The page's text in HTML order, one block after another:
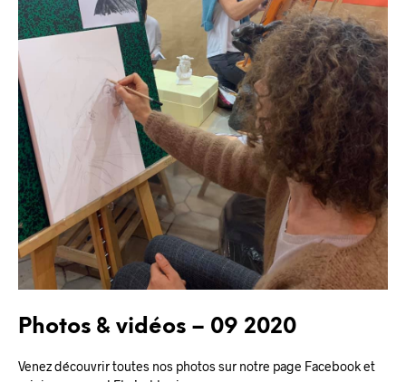
Photos & vidéos – 09 2020
Venez découvrir toutes nos photos sur notre page Facebook et